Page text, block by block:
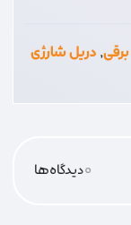
برقی,دریل شارژی
0دیدگاه‌‌ها